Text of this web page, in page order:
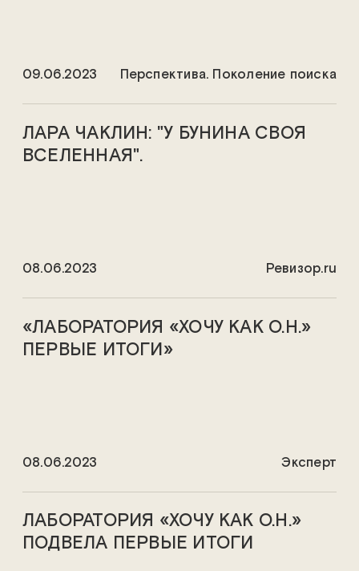
09.06.2023 Перспектива. Поколение поиска
ЛАРА ЧАКЛИН: "У БУНИНА СВОЯ
ВСЕЛЕННАЯ".
08.06.2023 Ревизор.ru
«ЛАБОРАТОРИЯ «ХОЧУ КАК О.Н.»
ПЕРВЫЕ ИТОГИ»
08.06.2023 Эксперт
ЛАБОРАТОРИЯ «ХОЧУ КАК О.Н.»
ПОДВЕЛА ПЕРВЫЕ ИТОГИ